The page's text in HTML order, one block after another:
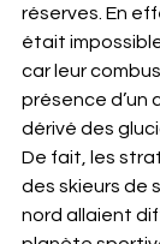
réserves. En
était
car leur
présence d’un
dérivé des
De fait, les
des skieurs de
nord allaient